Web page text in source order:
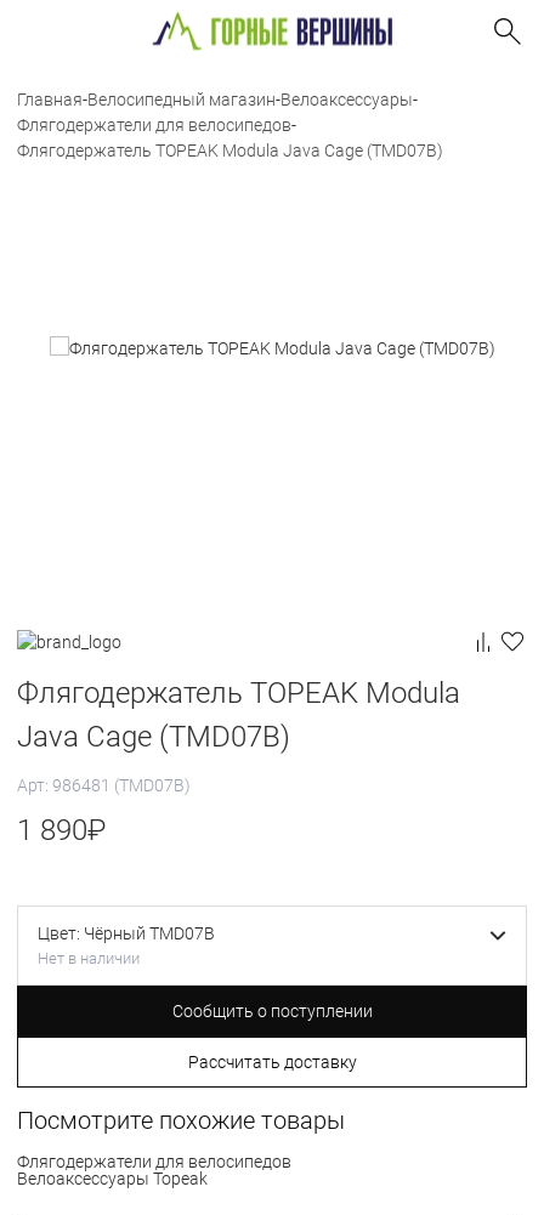
Главная-Велосипедный магазин-Велоаксессуары-
Флягодержатели для велосипедов-
Флягодержатель TOPEAK Modula Java Cage (TMD07B)
Флягодержатель TOPEAK Modula
Java Cage (TMD07B)
Арт: 986481 (TMD07B)
1 890₽
Цвет: Чёрный TMD07B
Нет в наличии
Сообщить о поступлении
Рассчитать доставку
Посмотрите похожие товары
Флягодержатели для велосипедов
Велоаксессуары Topeak